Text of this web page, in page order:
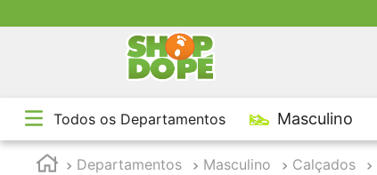
Todos os Departamentos Masculino
Departamentos Masculino Calçados